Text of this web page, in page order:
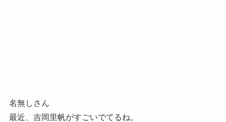
名無しさん
最近、吉岡里帆がすごいでてるね。